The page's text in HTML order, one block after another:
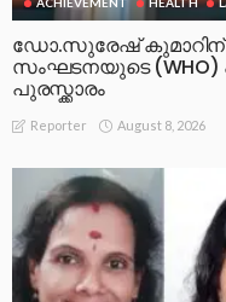
ഡോ.സുരേഷ്
സംഘടനയുടെ
പുരസ്ക്കാരം
Reporter August 8, 2026